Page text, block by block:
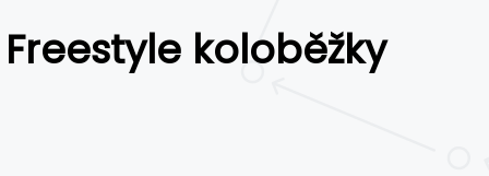
Freestyle koloběžky